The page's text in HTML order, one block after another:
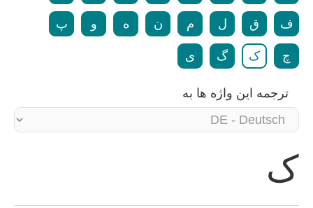
ف ق ل م ن ه و پ
چ ک گ ی
ترجمه این واژه ها به
ک